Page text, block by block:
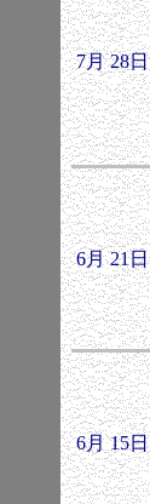
7月 28
6月 21
6月 15